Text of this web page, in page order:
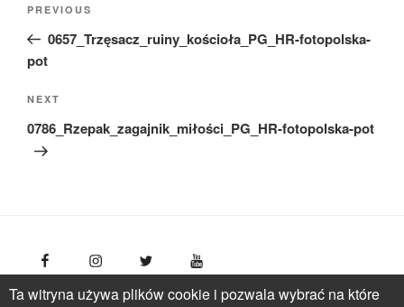
Previous
Post
PREVIOUS
0657_Trzęsacz_ruiny_kościoła_PG_HR-fotopolska-
pot
Next
Post
NEXT
0786_Rzepak_zagajnik_miłości_PG_HR-fotopolska-pot
Ta witryna używa plików cookie i pozwala wybrać na które